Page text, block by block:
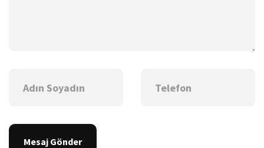
Mesaj Gönder